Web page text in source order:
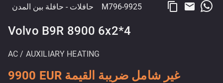
حافلات - حافلة بين المدن M796-9925 content_copy email
Volvo B9R 8900 6x2*4
AC / AUXILIARY HEATING
9900 EUR غير شامل ضريبة القيمة